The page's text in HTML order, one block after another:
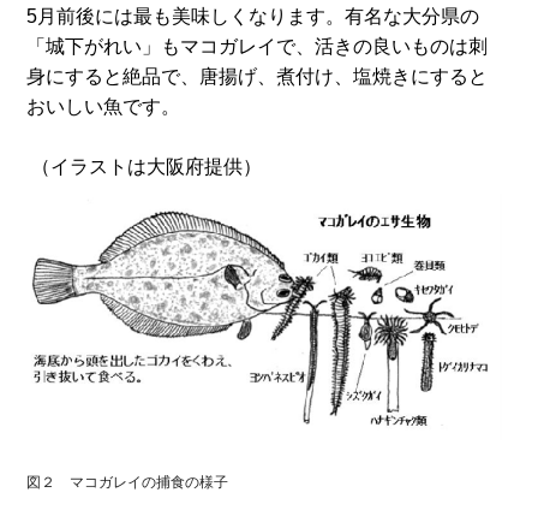
5月前後には最も美味しくなります。有名な大分県の
「城下がれい」もマコガレイで、活きの良いものは刺
身にすると絶品で、唐揚げ、煮付け、塩焼きにすると
おいしい魚です。
（イラストは大阪府提供）
図２　マコガレイの捕食の様子